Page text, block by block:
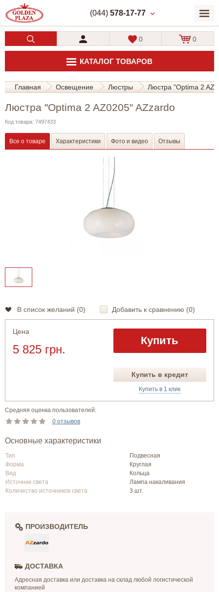
(044) 578-17-77
КАТАЛОГ ТОВАРОВ
0 0
Главная Освещение Люстры Люстра "Optima 2
Люстра "Optima 2 AZ0205" AZzardo
Код товара: 7497433
Все о товаре Характеристики Фото и видео Отзывы
В список желаний (0) Добавить к сравнению (0)
Цена
5 825 грн.
Купить
Купить в кредит
Купить в 1 клик
Средняя оценка пользователей:
0 отзывов
Основные характеристики
Тип
Подвесная
Форма
Круглая
Вид
Кольца
Источник света
Лампа накаливания
Количество источников света
3 шт.
ПРОИЗВОДИТЕЛЬ
ДОСТАВКА
Адресная доставка или доставка на склад любой логистической
компанией